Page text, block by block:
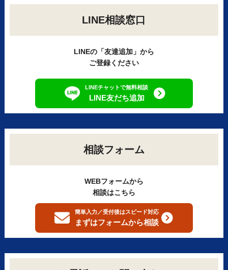
LINE相談窓口
LINEの「友達追加」から
ご登録ください
LINEチャットで無料相談
LINE友だち追加
相談フォーム
WEBフォームから
相談はこちら
簡単入力／受付後はスピード対応
まずはフォームから相談